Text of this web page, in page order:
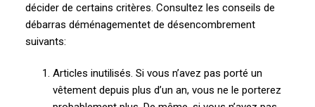
décider de certains critères. Consultez les conseils de
débarras déménagementet de désencombrement
suivants:
Articles inutilisés. Si vous n’avez pas porté un
vêtement depuis plus d’un an, vous ne le porterez